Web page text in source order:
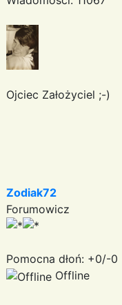
Ojciec Założyciel ;-)
Zodiak72
Forumowicz
Pomocna dłoń: +0/-0
Offline